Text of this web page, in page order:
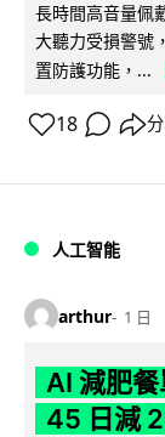
長時間高音量佩
大聽力受損警號
置防護功能，...
18
人工智能
arthur 1 日
AI 減肥
45 日減